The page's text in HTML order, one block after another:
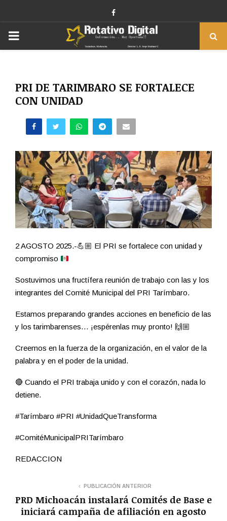
Facebook
PRIMARY
PRI DE TARIMBARO SE FORTALECE
CON UNIDAD
2 AGOSTO 2025.-💪🏼 El PRI se fortalece con unidad y
compromiso
Sostuvimos una fructífera reunión de trabajo con las y los
integrantes del Comité Municipal del PRI Tarímbaro.
Estamos preparando grandes acciones en beneficio de las
y los tarimbarenses… ¡espérenlas muy pronto! 🙌🏼
Creemos en la fuerza de la organización, en el valor de la
palabra y en el poder de la unidad.
🔴 Cuando el PRI trabaja unido y con el corazón, nada lo
detiene.
#Tarímbaro #PRI #UnidadQueTransforma
#ComitéMunicipalPRITarímbaro
REDACCION
PUBLICACIÓN ANTERIOR
PRD Michoacán instalará Comités de Base e
iniciará campaña de afiliación en agosto